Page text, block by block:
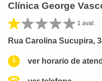
Clínica George
1 aval.
Rua Carolina Sucupira,
ver horario de